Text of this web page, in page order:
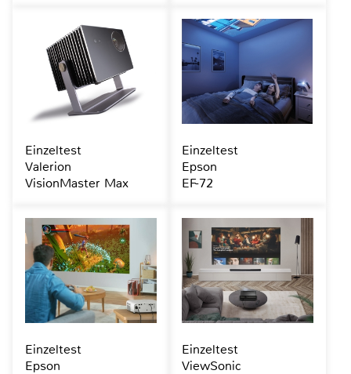
Einzeltest
Valerion
VisionMaster Max
Einzeltest
Epson
EF-72
Einzeltest
Epson
Einzeltest
ViewSonic